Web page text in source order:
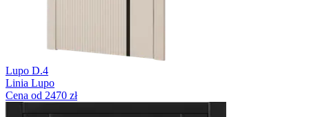
Lupo D.4
Linia Lupo
Cena od 2470 zł